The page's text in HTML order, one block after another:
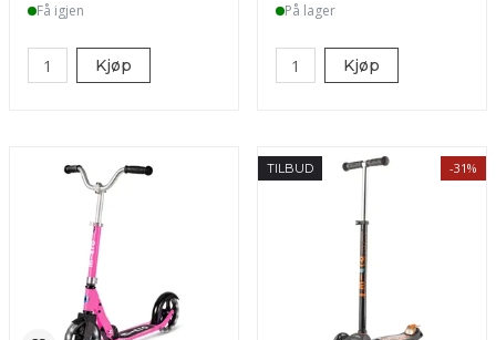
Få igjen
Kjøp
På lager
Kjøp
TILBUD -31%